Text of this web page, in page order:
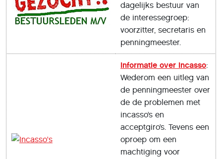
dagelijks bestuur van
de interessegroep:
voorzitter, secretaris en
penningmeester.
Informatie over incasso:
Wederom een uitleg van
de penningmeester over
de de problemen met
incasso’s en
acceptgiro’s. Tevens een
oproep om een
machtiging voor